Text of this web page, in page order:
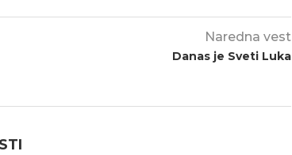
Naredna vest
Danas je Sveti Luka